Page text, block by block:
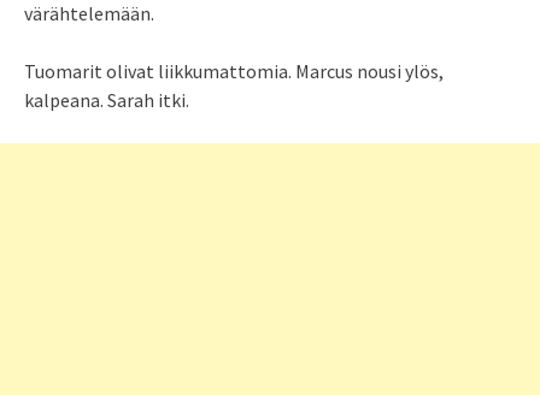
värähtelemään.
Tuomarit olivat liikkumattomia. Marcus nousi ylös,
kalpeana. Sarah itki.